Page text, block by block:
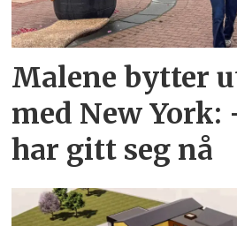
Malene bytter
med New York:
har gitt seg nå